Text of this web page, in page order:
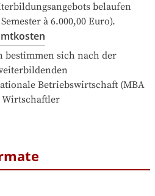
belaufen
Semester à 6.000,00 Euro).
bestimmen sich nach der
Betriebswirtschaft (MBA
Wirtschaftler